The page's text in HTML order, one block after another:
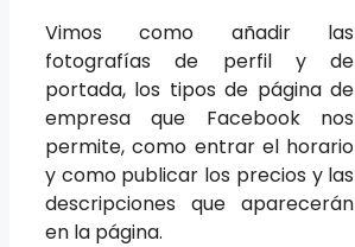
Vimos como añadir las
fotografías de perfil y de
portada, los tipos de página de
empresa que Facebook nos
permite, como entrar el horario
y como publicar los precios y las
descripciones que aparecerán
en la página.